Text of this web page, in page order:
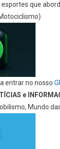
esportes que
entrar no nosso
e
Mundo